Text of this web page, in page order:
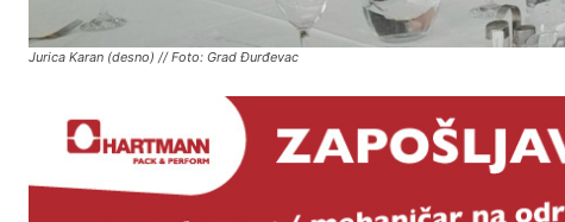
Jurica Karan (desno) // Foto: Grad Đurđevac